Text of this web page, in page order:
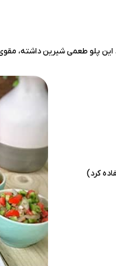
این پلو طعمی شیرین داشته،